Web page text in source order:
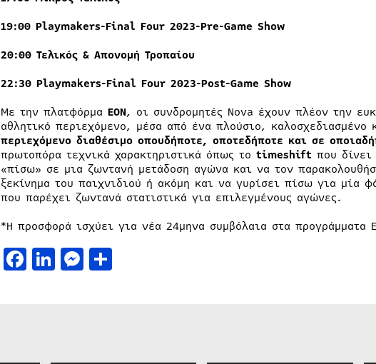
19:00 Playmakers-Final Four 2023-Pre-Game Show
20:00 Τελικός& Απονομή Τροπαίου
22:30 Playmakers-Final Four 2023-Post-Game Show
Με την πλατφόρμα EON, οι συνδρομητές Nova έχουν πλέον την
αθλητικό περιεχόμενο, μέσα από ένα πλούσιο, καλοσχεδιασμένο
περιεχόμενο διαθέσιμο οπουδήποτε, οποτεδήποτε και σε
πρωτοπόρα τεχνικά χαρακτηριστικά όπως το timeshift που
«πίσω» σε μια ζωντανή μετάδοση αγώνα και να τον
ξεκίνημα του παιχνιδιού ή ακόμη και να γυρίσει πίσω για μία
που παρέχει ζωντανά στατιστικά για επιλεγμένους αγώνες.
*Η προσφορά ισχύει για νέα 24μηνα συμβόλαια στα προγράμματα
Facebook
LinkedIn
Messenger
Μοιραστείτε